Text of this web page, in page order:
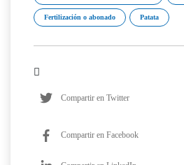
Fertilización o abonado Patata
Compartir en Twitter
Compartir en Facebook